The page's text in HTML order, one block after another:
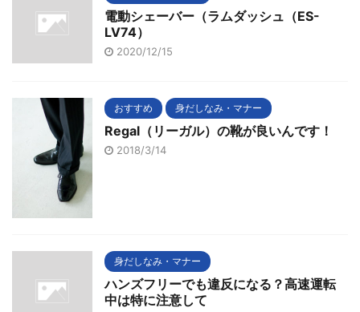
電動シェーバー（ラムダッシュ（ES-
LV74）
2020/12/15
おすすめ 身だしなみ・マナー
Regal（リーガル）の靴が良いんです！
2018/3/14
身だしなみ・マナー
ハンズフリーでも違反になる？高速運転
中は特に注意して